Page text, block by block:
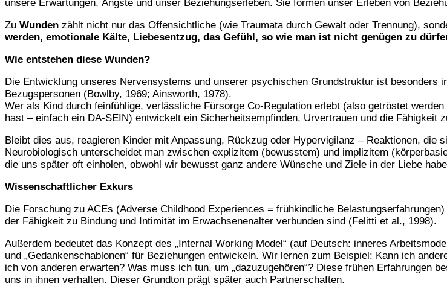
unsere Erwartungen, Ängste und unser Beziehungserleben. Sie formen unser Erleben von
Zu Wunden zählt nicht nur das Offensichtliche (wie Traumata durch Gewalt oder Trennung),
werden, emotionale Kälte, Liebesentzug, das Gefühl, so wie man ist nicht genügen zu
Wie entstehen diese Wunden?
Die Entwicklung unseres Nervensystems und unserer psychischen Grundstruktur ist besonders
Bezugspersonen (Bowlby, 1969; Ainsworth, 1978).
Wer als Kind durch feinfühlige, verlässliche Fürsorge Co-Regulation erlebt (also getröstet
hast – einfach ein DA-SEIN) entwickelt ein Sicherheitsempfinden, Urvertrauen und die Fähigkeit
Bleibt dies aus, reagieren Kinder mit Anpassung, Rückzug oder Hypervigilanz – Reaktionen, die
Neurobiologisch unterscheidet man zwischen explizitem (bewusstem) und implizitem
die uns später oft einholen, obwohl wir bewusst ganz andere Wünsche und Ziele in der Liebe
Wissenschaftlicher Exkurs
Die Forschung zu ACEs (Adverse Childhood Experiences = frühkindliche
der Fähigkeit zu Bindung und Intimität im Erwachsenenalter verbunden sind (Felitti et al., 1998).
Außerdem bedeutet das Konzept des „Internal Working Model“ (auf Deutsch: inneres
und „Gedankenschablonen“ für Beziehungen entwickeln. Wir lernen zum Beispiel: Kann ich
ich von anderen erwarten? Was muss ich tun, um „dazuzugehören“? Diese frühen Erfahrungen
uns in ihnen verhalten. Dieser Grundton prägt später auch Partnerschaften.